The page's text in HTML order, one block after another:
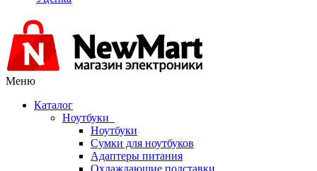
Меню
Каталог
Ноутбуки
Ноутбуки
Сумки для ноутбуков
Адаптеры питания
Охлаждающие подставки